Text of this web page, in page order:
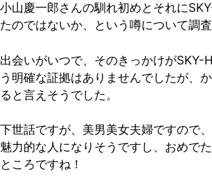
小山慶一郎さんの馴れ初めとそれに
たのではないか、という噂について調査
出会いがいつで、そのきっかけがSKY-
う明確な証拠はありませんでしたが、
ると言えそうでした。
下世話ですが、美男美女夫婦ですので
魅力的な人になりそうですし、おめで
ところですね！